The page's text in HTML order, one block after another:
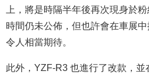
上，將是時隔半年後再次現身於
時間仍未公佈，但也許會在車展中
令人相當期待。
此外，YZF-R3 也進行了改款，